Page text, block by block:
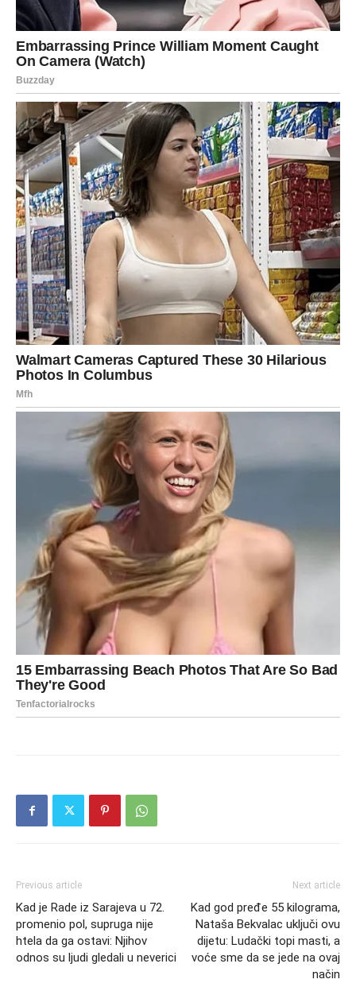
Previous article
Kad je Rade iz Sarajeva u 72.
promenio pol, supruga nije
htela da ga ostavi: Njihov
odnos su ljudi gledali u neverici
Next article
Kad god pređe 55 kilograma,
Nataša Bekvalac uključi ovu
dijetu: Ludački topi masti, a
voće sme da se jede na ovaj
način